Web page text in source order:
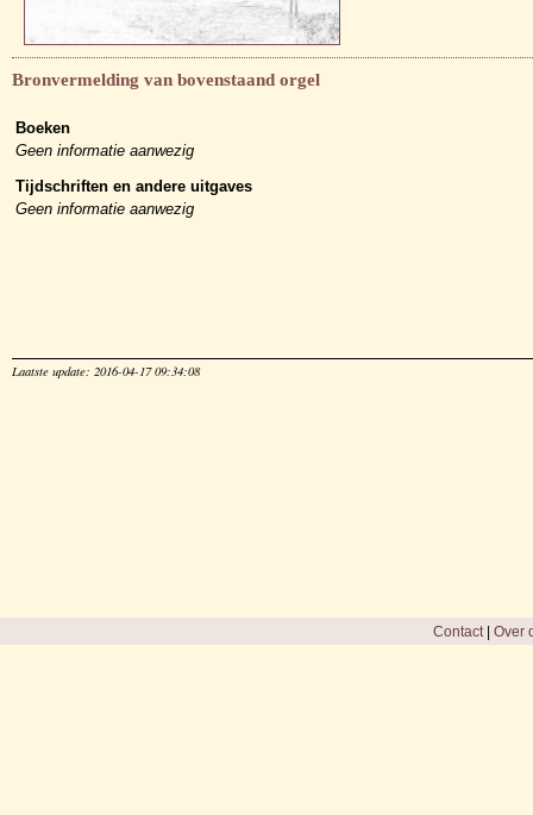
Bronvermelding van bovenstaand orgel
Boeken
Geen informatie aanwezig
Tijdschriften en andere uitgaves
Geen informatie aanwezig
Laatste update: 2016-04-17 09:34:08
Contact| Over